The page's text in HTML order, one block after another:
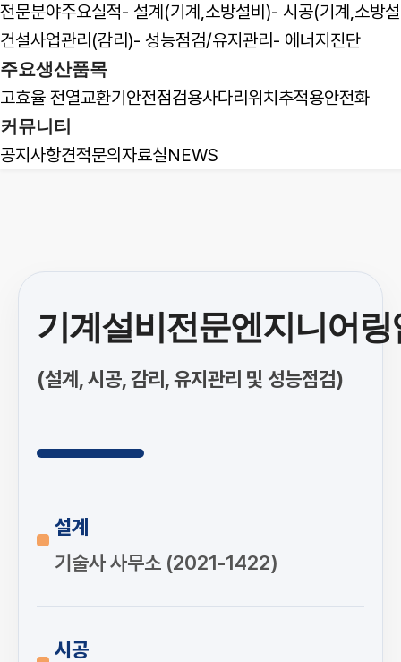
전문분야주요실적- 설계(기계,소방설비)- 시공(기계,소방
건설사업관리(감리)- 성능점검/유지관리 - 에너지진단
주요생산품목
고효율 전열교환기 안전점검용사다리위치추적용안전화
커뮤니티
공지사항견적문의 자료실NEWS
제이원엔지니어링은 고객과 함께 성장
대한민국 최고의 엔지니어링 파트너입
니다.
기계설비전문엔지니어링
(설계, 시공, 감리, 유지관리 및 성능점검)
설계
기술사 사무소 (2021-1422)
시공